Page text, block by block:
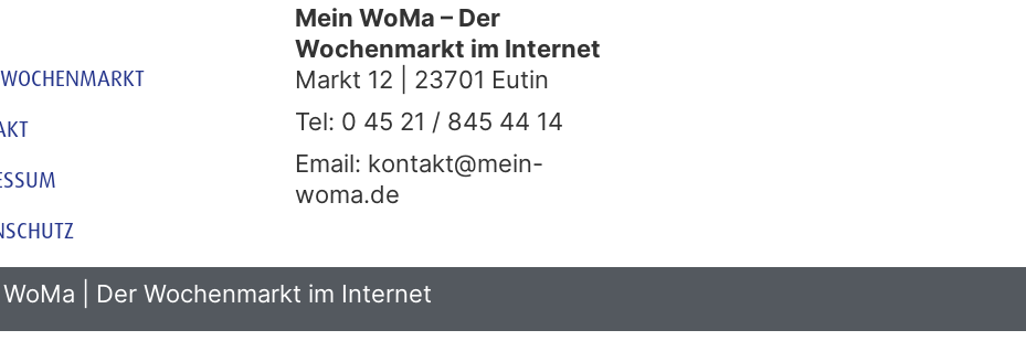
Mein WoMa – Der
Wochenmarkt im Internet
Markt 12 | 23701 Eutin
Tel: 0 45 21 / 845 44 14
Email: kontakt@mein-
woma.de
| Der Wochenmarkt im Internet